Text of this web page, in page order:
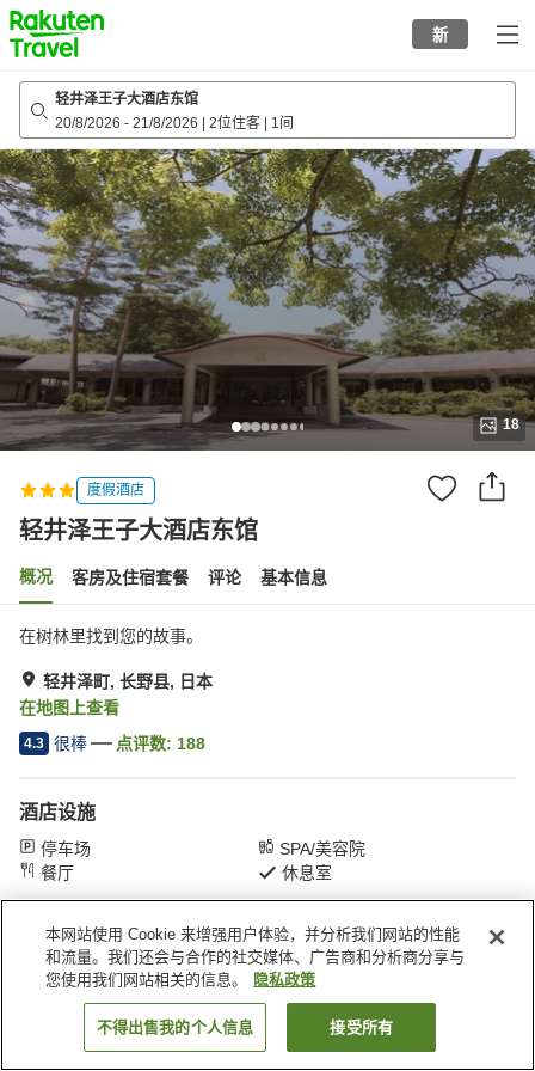
to
top
page
新
轻井泽王子大酒店东馆
20/8/2026 - 21/8/2026 2位住客 1间
18
度假酒店
轻井泽王子大酒店东馆
概况 客房及住宿套餐 评论 基本信息
在树林里找到您的故事。
轻井泽町, 长野县, 日本
在地图上查看
4.3 很棒 点评数: 188
酒店设施
停车场
SPA/美容院
餐厅
休息室
首页 日本 长野县 轻井泽町 轻井泽王子大酒店东馆
搜索客房
本网站使用 Cookie 来增强用户体验，并分析我们网站的性能
和流量。我们还会与合作的社交媒体、广告商和分析商分享与
您使用我们网站相关的信息。
隐私政策
不得出售我的个人信息 接受所有